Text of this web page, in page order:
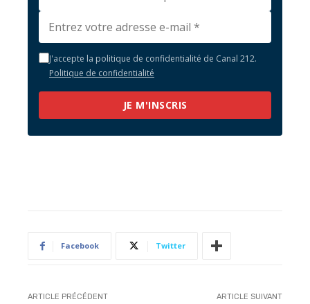
J'accepte la politique de confidentialité de Canal 212.
Politique de confidentialité
JE M'INSCRIS
Facebook Twitter
ARTICLE PRÉCÉDENT ARTICLE SUIVANT